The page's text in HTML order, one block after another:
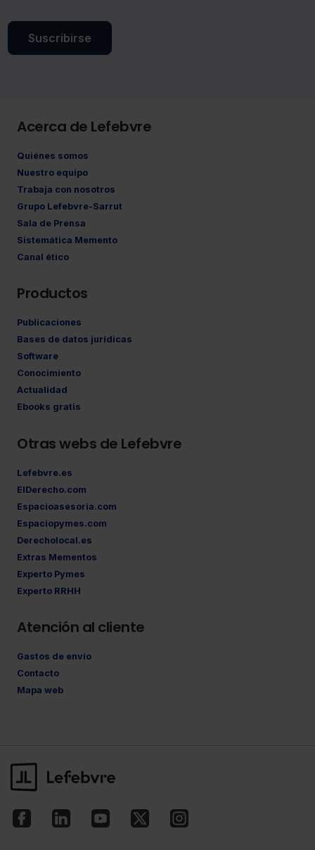
Suscribirse
Acerca de Lefebvre
Quiénes somos
Nuestro equipo
Trabaja con nosotros
Grupo Lefebvre-Sarrut
Sala de Prensa
Sistemática Memento
Canal ético
Productos
Publicaciones
Bases de datos jurídicas
Software
Conocimiento
Actualidad
Ebooks gratis
Otras webs de Lefebvre
Lefebvre.es
ElDerecho.com
Espacioasesoria.com
Espaciopymes.com
Derecholocal.es
Extras Mementos
Experto Pymes
Experto RRHH
Atención al cliente
Gastos de envío
Contacto
Mapa web